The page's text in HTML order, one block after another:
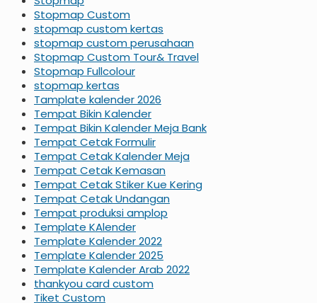
Stopmap Custom
stopmap custom kertas
stopmap custom perusahaan
Stopmap Custom Tour& Travel
Stopmap Fullcolour
stopmap kertas
Tamplate kalender 2026
Tempat Bikin Kalender
Tempat Bikin Kalender Meja Bank
Tempat Cetak Formulir
Tempat Cetak Kalender Meja
Tempat Cetak Kemasan
Tempat Cetak Stiker Kue Kering
Tempat Cetak Undangan
Tempat produksi amplop
Template KAlender
Template Kalender 2022
Template Kalender 2025
Template Kalender Arab 2022
thankyou card custom
Tiket Custom